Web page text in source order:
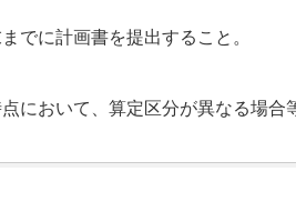
でに計画書を提出すること。
において、算定区分が異なる場合